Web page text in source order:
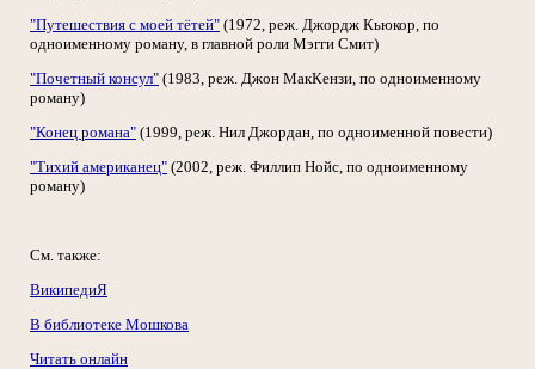
"Путешествия с моей тётей" (1972, реж. Джордж Кьюкор, по
одноименному роману, в главной роли Мэгги Смит)
"Почетный консул" (1983, реж. Джон МакКензи, по одноименному
роману)
"Конец романа" (1999, реж. Нил Джордан, по одноименной повести)
"Тихий американец" (2002, реж. Филлип Нойс, по одноименному
роману)
См. также:
ВикипедиЯ
В библиотеке Мошкова
Читать онлайн